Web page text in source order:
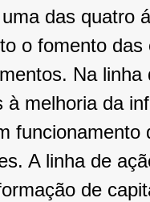
das quatro
o fomento
Na
à melhoria da
A linha de
de